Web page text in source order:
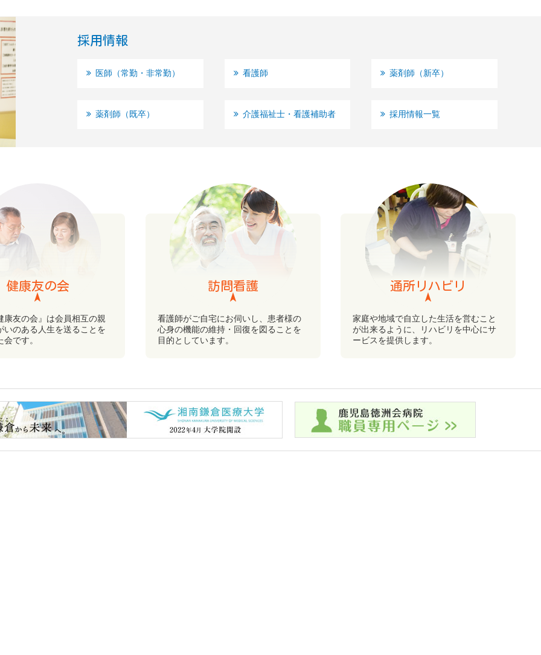
採用情報
医師（常勤・非常勤） 看護師 薬剤師（新卒）
薬剤師（既卒） 介護福祉士・看護補助者 採用情報一覧
健康友の会
康友の会』は会員相互の親
いのある人生を送ることを
です。
訪問看護
看護師がご自宅にお伺いし、患者様の
心身の機能の維持・回復を図ることを
目的としています。
通所リハビリ
家庭や地域で自立した生活を営むこと
が出来るように、リハビリを中心にサ
ービスを提供します。